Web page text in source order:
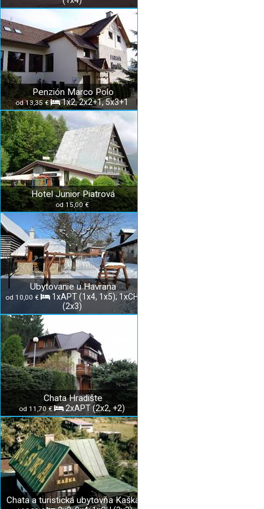
Penzión Marco Polo
od 13,35 € 1x2, 2x2+1, 5x3+1
Hotel Junior Piatrová
od 15,00 €
Ubytovanie u Havrana
od 10,00 €
1xAPT (1x4, 1x5); 1xCH
(2x3)
Chata Hradište
od 11,70 € 2xAPT (2x2, +2)
Chata a turistická ubytovňa Kaška